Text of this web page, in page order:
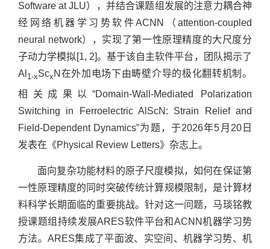
Software at JLU），并结合课题组发展的注意力耦合神
经网络机器学习势软件ACNN（attention-coupled
neural network），实现了第一性原理精度的大尺度分
子动力学模拟[1, 2]。基于该自主软件平台，团队揭示了
Al 1-xScx N在外加电场下由畴壁介导的极化翻转机制。
相关成果以“Domain-Wall-Mediated Polarization
Switching in Ferroelectric AlScN: Strain Relief and
Field-Dependent Dynamics”为题，于2026年5月20日
发表在《Physical Review Letters》杂志上。
面向复杂功能材料的原子尺度模拟，如何在保证第
一性原理精度的同时突破传统计算规模限制，是计算材
料科学长期面临的重要挑战。针对这一问题，马琰铭教
授课题组持续发展ARES软件平台和ACNN机器学习势
方法。ARES集成了平面波、实空间、机器学习势、机